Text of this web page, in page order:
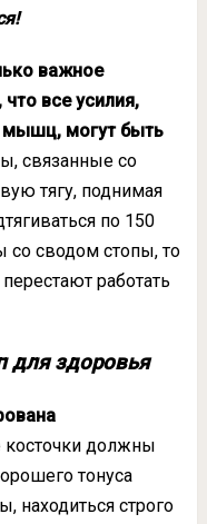
важное
все усилия,
мышц, могут быть
связанные со
тягу, поднимая
по 150
со сводом стопы, то
работать
для здоровья
должны
тонуса
строго